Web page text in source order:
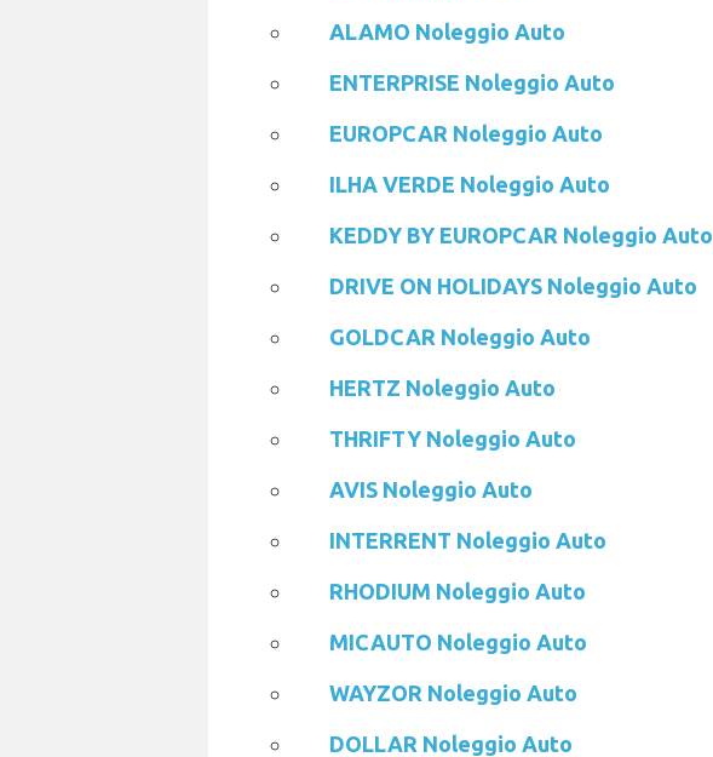
ALAMO Noleggio Auto
ENTERPRISE Noleggio Auto
EUROPCAR Noleggio Auto
ILHA VERDE Noleggio Auto
KEDDY BY EUROPCAR Noleggio Auto
DRIVE ON HOLIDAYS Noleggio Auto
GOLDCAR Noleggio Auto
HERTZ Noleggio Auto
THRIFTY Noleggio Auto
AVIS Noleggio Auto
INTERRENT Noleggio Auto
RHODIUM Noleggio Auto
MICAUTO Noleggio Auto
WAYZOR Noleggio Auto
DOLLAR Noleggio Auto